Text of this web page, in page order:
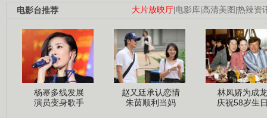
大片放映厅|电影库|高清美图 |热辣资
电影台推荐
杨幂多线发展
演员变身歌手
赵又廷承认恋情
朱茵顺利当妈
林凤娇为成龙
庆祝58岁生